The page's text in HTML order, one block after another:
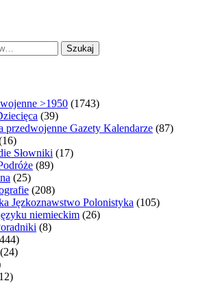
Szukaj
>1950 (1743)
(39)
przedwojenne Gazety Kalendarze (87)
Słowniki (17)
(89)
(25)
(208)
Jęzkoznawstwo Polonistyka (105)
niemieckim (26)
(8)
(24)